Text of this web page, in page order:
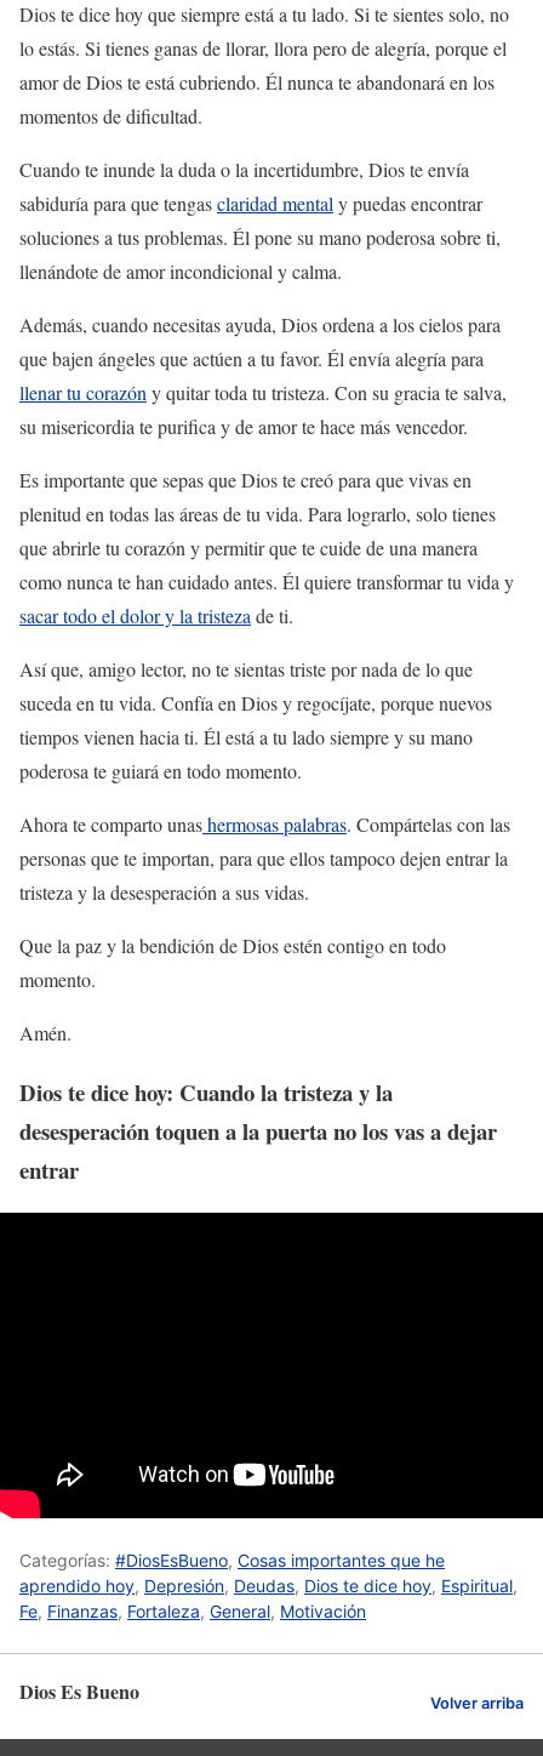
Dios te dice hoy que siempre está a tu lado. Si te sientes solo, no
lo estás. Si tienes ganas de llorar, llora pero de alegría, porque el
amor de Dios te está cubriendo. Él nunca te abandonará en los
momentos de dificultad.
Cuando te inunde la duda o la incertidumbre, Dios te envía
sabiduría para que tengasclaridad mentaly puedas encontrar
soluciones a tus problemas. Él pone su mano poderosa sobre ti,
llenándote de amor incondicional y calma.
Además, cuando necesitas ayuda, Dios ordena a los cielos para
que bajen ángeles que actúen a tu favor. Él envía alegría para
llenar tu corazóny quitar toda tu tristeza. Con su gracia te salva,
su misericordia te purifica y de amor te hace más vencedor.
Es importante que sepas que Dios te creó para que vivas en
plenitud en todas las áreas de tu vida. Para lograrlo, solo tienes
que abrirle tu corazón y permitir que te cuide de una manera
como nunca te han cuidado antes. Él quiere transformar tu vida y
sacar todo el dolor y la tristezade ti.
Así que, amigo lector, no te sientas triste por nada de lo que
suceda en tu vida. Confía en Dios y regocíjate, porque nuevos
tiempos vienen hacia ti. Él está a tu lado siempre y su mano
poderosa te guiará en todo momento.
Ahora te comparto unashermosas palabras. Compártelas con las
personas que te importan, para que ellos tampoco dejen entrar la
tristeza y la desesperación a sus vidas.
Que la paz y la bendición de Dios estén contigo en todo
momento.
Amén.
Dios te dice hoy: Cuando la tristeza y la
desesperación toquen a la puerta no los vas a dejar
entrar
Categorías: #DiosEsBueno, Cosas importantes que he
aprendido hoy, Depresión, Deudas, Dios te dice hoy, Espiritual,
Fe, Finanzas, Fortaleza, General, Motivación
Dios Es Bueno Volver arriba